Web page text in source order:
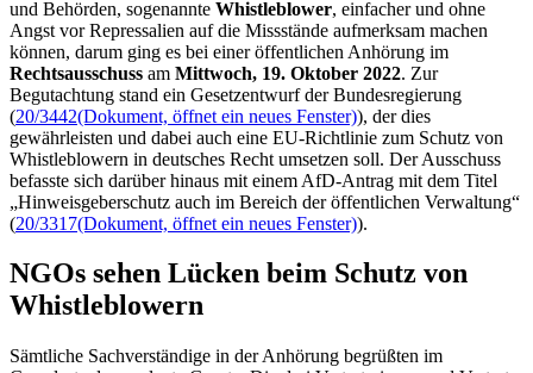
und Behörden, sogenannte Whistleblower, einfacher und ohne
Angst vor Repressalien auf die Missstände aufmerksam machen
können, darum ging es bei einer öffentlichen Anhörung im
Rechtsausschuss am Mittwoch, 19. Oktober 2022. Zur
Begutachtung stand ein Gesetzentwurf der Bundesregierung
(20/3442(Dokument, öffnet ein neues Fenster)), der dies
gewährleisten und dabei auch eine EU-Richtlinie zum Schutz von
Whistleblowern in deutsches Recht umsetzen soll. Der Ausschuss
befasste sich darüber hinaus mit einem AfD-Antrag mit dem Titel
„Hinweisgeberschutz auch im Bereich der öffentlichen Verwaltung“
(20/3317(Dokument, öffnet ein neues Fenster)).
NGOs sehen Lücken beim Schutz von
Whistleblowern
Sämtliche Sachverständige in der Anhörung begrüßten im